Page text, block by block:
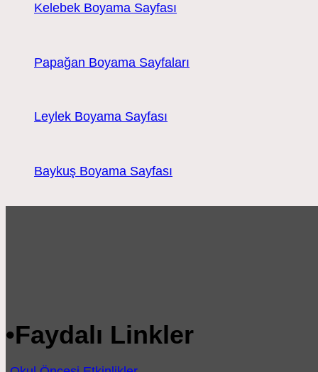
Kelebek Boyama Sayfası
Papağan Boyama Sayfaları
Leylek Boyama Sayfası
Baykuş Boyama Sayfası
•Faydalı Linkler